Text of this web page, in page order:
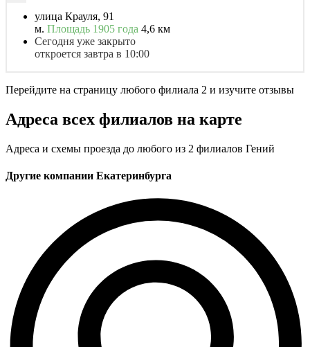
улица Крауля, 91
м. Площадь 1905 года 4,6 км
Сегодня уже закрыто
откроется завтра в 10:00
Перейдите на страницу любого филиала 2 и изучите отзывы
Адреса всех филиалов на карте
Адреса и схемы проезда до любого из 2 филиалов Гений
Другие компании Екатеринбурга